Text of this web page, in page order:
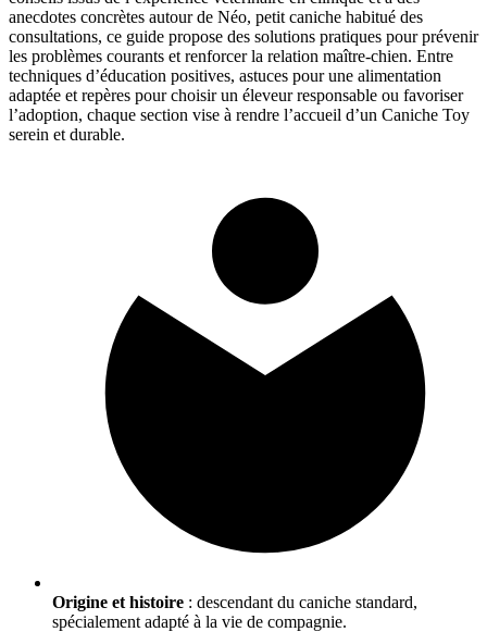
anecdotes concrètes autour de Néo, petit caniche habitué des
consultations, ce guide propose des solutions pratiques pour prévenir
les problèmes courants et renforcer la relation maître-chien. Entre
techniques d’éducation positives, astuces pour une alimentation
adaptée et repères pour choisir un éleveur responsable ou favoriser
l’adoption, chaque section vise à rendre l’accueil d’un Caniche Toy
serein et durable.
Origine et histoire : descendant du caniche standard,
spécialement adapté à la vie de compagnie.